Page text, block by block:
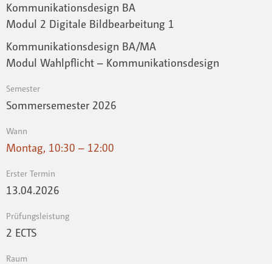
Kommunikationsdesign BA
Modul 2 Digitale Bildbearbeitung 1
Kommunikationsdesign BA/MA
Modul Wahlpflicht – Kommunikationsdesign
Semester
Sommersemester 2026
Wann
Montag, 10:30 – 12:00
Erster Termin
13.04.2026
Prüfungsleistung
2 ECTS
Raum